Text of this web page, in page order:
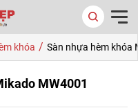
khóa / Sàn nhựa hèm khóa
MW4001